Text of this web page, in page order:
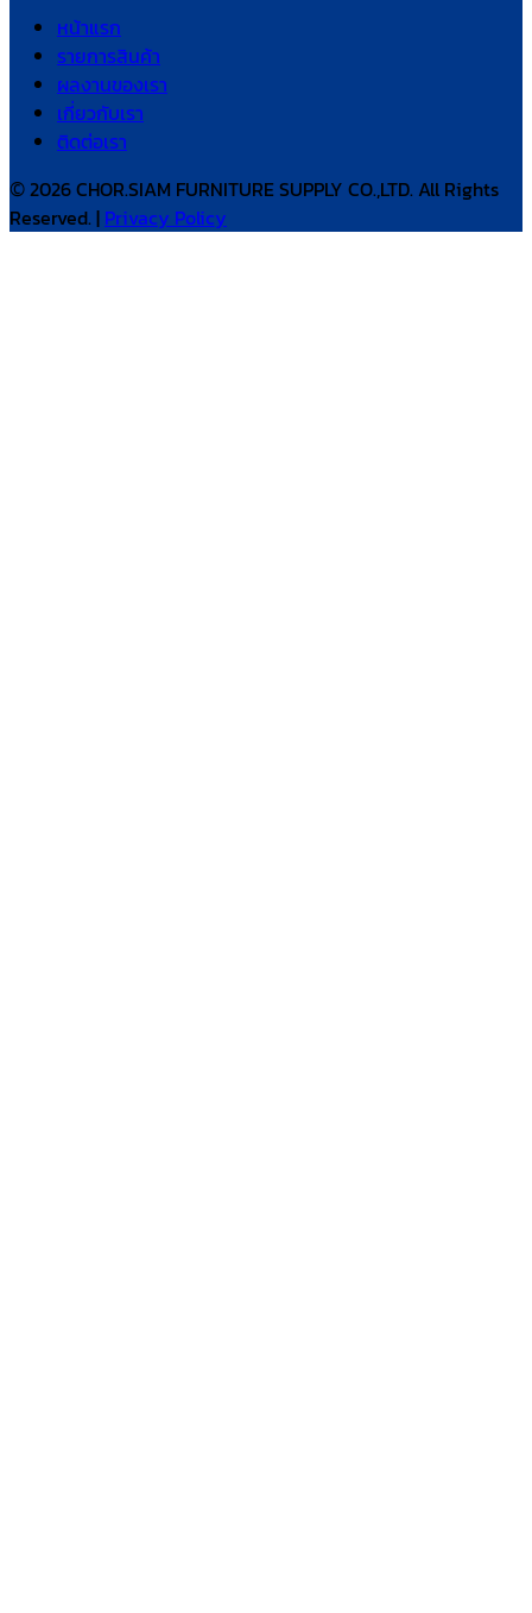
หน้าแรก
รายการสินค้า
ผลงานของเรา
เกี่ยวกับเรา
ติดต่อเรา
© 2026 CHOR.SIAM FURNITURE SUPPLY CO.,LTD. All Rights
Reserved. | Privacy Policy